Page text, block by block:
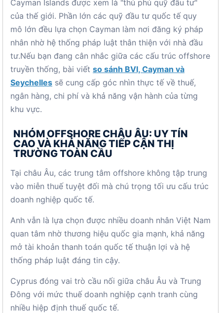
Cayman Islands được xem là "thủ phủ quỹ đầu tư"
của thế giới. Phần lớn các quỹ đầu tư quốc tế quy
mô lớn đều lựa chọn Cayman làm nơi đăng ký pháp
nhân nhờ hệ thống pháp luật thân thiện với nhà đầu
tư.Nếu bạn đang cân nhắc giữa các cấu trúc offshore
truyền thống, bài viết so sánh BVI, Cayman và
Seychelles sẽ cung cấp góc nhìn thực tế về thuế,
ngân hàng, chi phí và khả năng vận hành của từng
khu vực.
NHÓM OFFSHORE CHÂU ÂU: UY TÍN
CAO VÀ KHẢ NĂNG TIẾP CẬN THỊ
TRƯỜNG TOÀN CẦU
Tại châu Âu, các trung tâm offshore không tập trung
vào miễn thuế tuyệt đối mà chú trọng tối ưu cấu trúc
doanh nghiệp quốc tế.
Anh vẫn là lựa chọn được nhiều doanh nhân Việt Nam
quan tâm nhờ thương hiệu quốc gia mạnh, khả năng
mở tài khoản thanh toán quốc tế thuận lợi và hệ
thống pháp luật đáng tin cậy.
Cyprus đóng vai trò cầu nối giữa châu Âu và Trung
Đông với mức thuế doanh nghiệp cạnh tranh cùng
nhiều hiệp định thuế quốc tế.